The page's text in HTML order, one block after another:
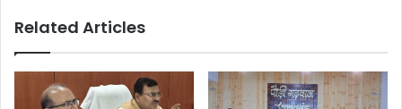
Related Articles